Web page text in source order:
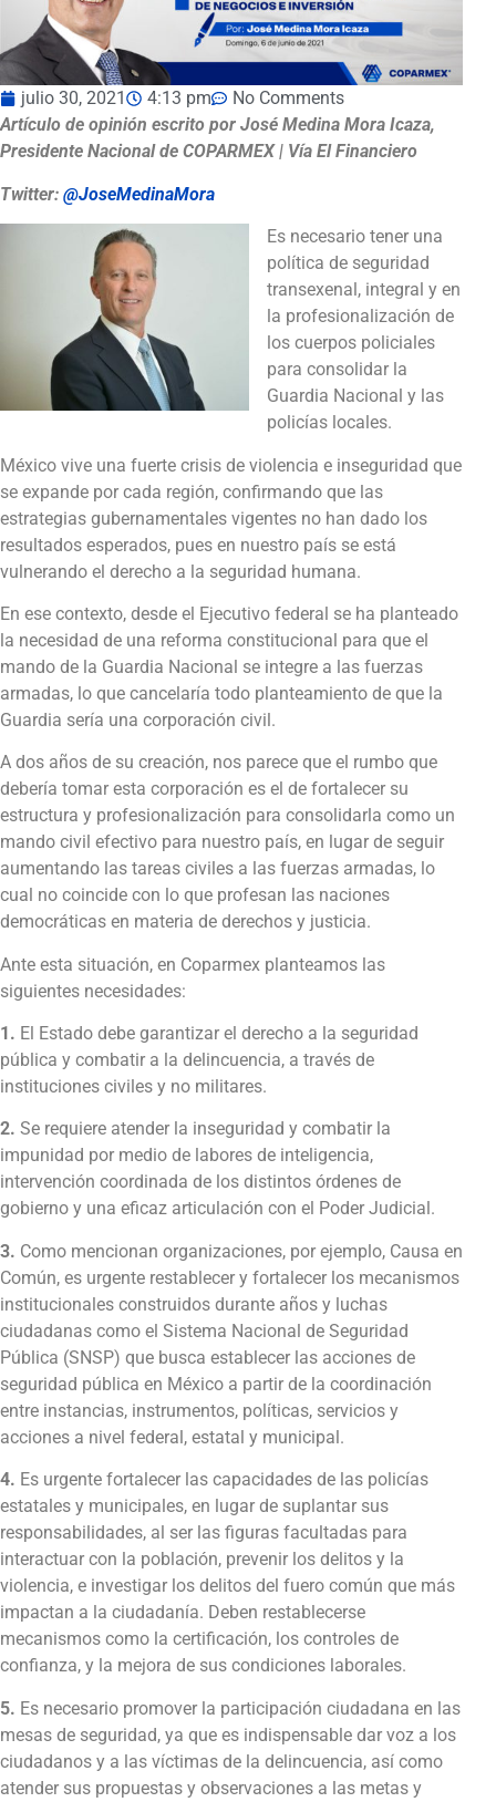
julio 30, 2021 4:13 pm
No Comments
Artículo de opinión escrito por José Medina Mora Icaza,
Presidente Nacional de COPARMEX | Vía El Financiero
Twitter: @JoseMedinaMora
Es necesario tener una
política de seguridad
transexenal, integral y en
la profesionalización de
los cuerpos policiales
para consolidar la
Guardia Nacional y las
policías locales.
México vive una fuerte crisis de violencia e inseguridad que
se expande por cada región, confirmando que las
estrategias gubernamentales vigentes no han dado los
resultados esperados, pues en nuestro país se está
vulnerando el derecho a la seguridad humana.
En ese contexto, desde el Ejecutivo federal se ha planteado
la necesidad de una reforma constitucional para que el
mando de la Guardia Nacional se integre a las fuerzas
armadas, lo que cancelaría todo planteamiento de que la
Guardia sería una corporación civil.
A dos años de su creación, nos parece que el rumbo que
debería tomar esta corporación es el de fortalecer su
estructura y profesionalización para consolidarla como un
mando civil efectivo para nuestro país, en lugar de seguir
aumentando las tareas civiles a las fuerzas armadas, lo
cual no coincide con lo que profesan las naciones
democráticas en materia de derechos y justicia.
Ante esta situación, en Coparmex planteamos las
siguientes necesidades:
1. El Estado debe garantizar el derecho a la seguridad
pública y combatir a la delincuencia, a través de
instituciones civiles y no militares.
2. Se requiere atender la inseguridad y combatir la
impunidad por medio de labores de inteligencia,
intervención coordinada de los distintos órdenes de
gobierno y una eficaz articulación con el Poder Judicial.
3. Como mencionan organizaciones, por ejemplo, Causa en
Común, es urgente restablecer y fortalecer los mecanismos
institucionales construidos durante años y luchas
ciudadanas como el Sistema Nacional de Seguridad
Pública (SNSP) que busca establecer las acciones de
seguridad pública en México a partir de la coordinación
entre instancias, instrumentos, políticas, servicios y
acciones a nivel federal, estatal y municipal.
4. Es urgente fortalecer las capacidades de las policías
estatales y municipales, en lugar de suplantar sus
responsabilidades, al ser las figuras facultadas para
interactuar con la población, prevenir los delitos y la
violencia, e investigar los delitos del fuero común que más
impactan a la ciudadanía. Deben restablecerse
mecanismos como la certificación, los controles de
confianza, y la mejora de sus condiciones laborales.
5. Es necesario promover la participación ciudadana en las
mesas de seguridad, ya que es indispensable dar voz a los
ciudadanos y a las víctimas de la delincuencia, así como
atender sus propuestas y observaciones a las metas y